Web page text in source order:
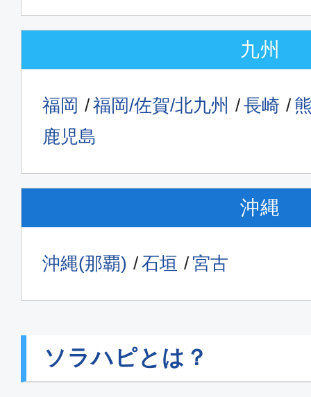
九州
福岡 福岡/佐賀/北九州 長崎
鹿児島
沖縄
沖縄(那覇) 石垣 宮古
ソラハピとは？